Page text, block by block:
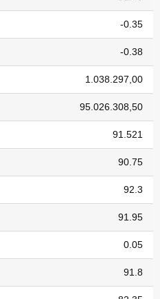
-0.35
-0.38
1.038.297,00
95.026.308,50
91.521
90.75
92.3
91.95
0.05
91.8